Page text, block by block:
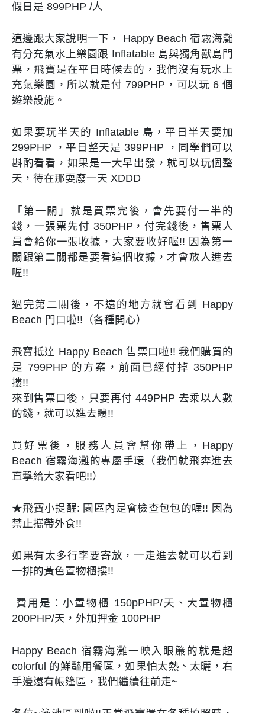
假日是 899PHP /人
這邊跟大家說明一下， Happy Beach 宿霧海灘
有分充氣水上樂園跟 Inflatable島與獨角獸島 門
票，飛寶是在平日時候去的，我們沒有玩水上
充氣樂園，所以就是付 799PHP，可以玩 6 個
遊樂設施。
如果要玩半天的 Inflatable 島，平日半天要加
299PHP ，平日整天是 399PHP ，同學們可以
斟酌看看，如果是一大早出發，就可以玩個整
天，待在那耍廢一天 XDDD
「第一關」就是買票完後，會先要付一半的
錢，一張票先付 350PHP ，付完錢後，售票人
員會給你一張收據，大家要收好喔!! 因為第一
關跟第二關都是要看這個收據，才會放人進去
喔!!
過完第二關後，不遠的地方就會看到 Happy
Beach 門口啦!!（各種開心）
飛寶抵達 Happy Beach 售票口啦!! 我們購買的
是 799PHP 的方案，前面已經付掉 350PHP
摟!!
來到售票口後，只要再付 449PHP 去乘以人數
的錢，就可以進去瞜!!
買好票後，服務人員會幫你帶上，Happy
Beach 宿霧海灘的專屬手環（我們就飛奔進去
直擊給大家看吧!!）
★飛寶小提醒: 園區內是會檢查包包的喔!! 因為
禁止攜帶外食!!
如果有太多行李要寄放，一走進去就可以看到
一排的黃色置物櫃摟!!
費用是：小置物櫃 150pPHP/天、大置物櫃
200PHP/天，外加押金 100PHP
Happy Beach 宿霧海灘一映入眼簾的就是超
colorful 的鮮豔用餐區，如果怕太熱、太曬，右
手邊還有帳篷區，我們繼續往前走~